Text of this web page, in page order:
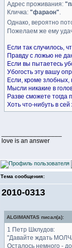
Адрес проживания:
Кличка: "фараон".
Однако, вероятно
Пожелаем же ему
Если так случилось,
Правду с ложью не
Если вы пытаетесь
Убогость эту вашу
Если, кроме злобных,
Мысли никакие в
Разве сможете тогда
Хоть что-нибуть в
love is an answer
Тема сообщения:
2010-0313
ALGIMANTAS писал(а):
1 Петр Шклудов:
"Давайте ждать
Осталось немного -